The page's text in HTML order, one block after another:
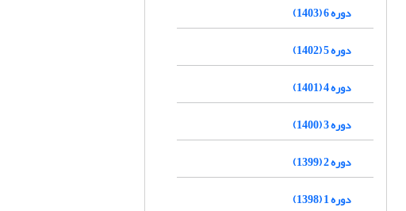
دوره 6 (1403)
دوره 5 (1402)
دوره 4 (1401)
دوره 3 (1400)
دوره 2 (1399)
دوره 1 (1398)